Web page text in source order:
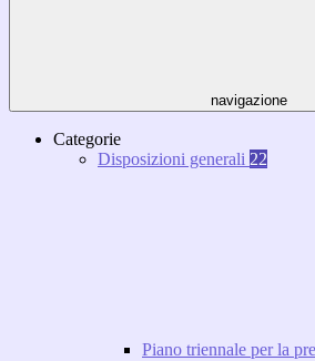
navigazione
Categorie
Disposizioni generali 22
Piano triennale per la